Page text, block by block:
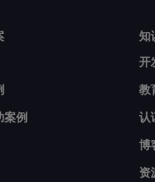
案例
知
开
教
认
博
资